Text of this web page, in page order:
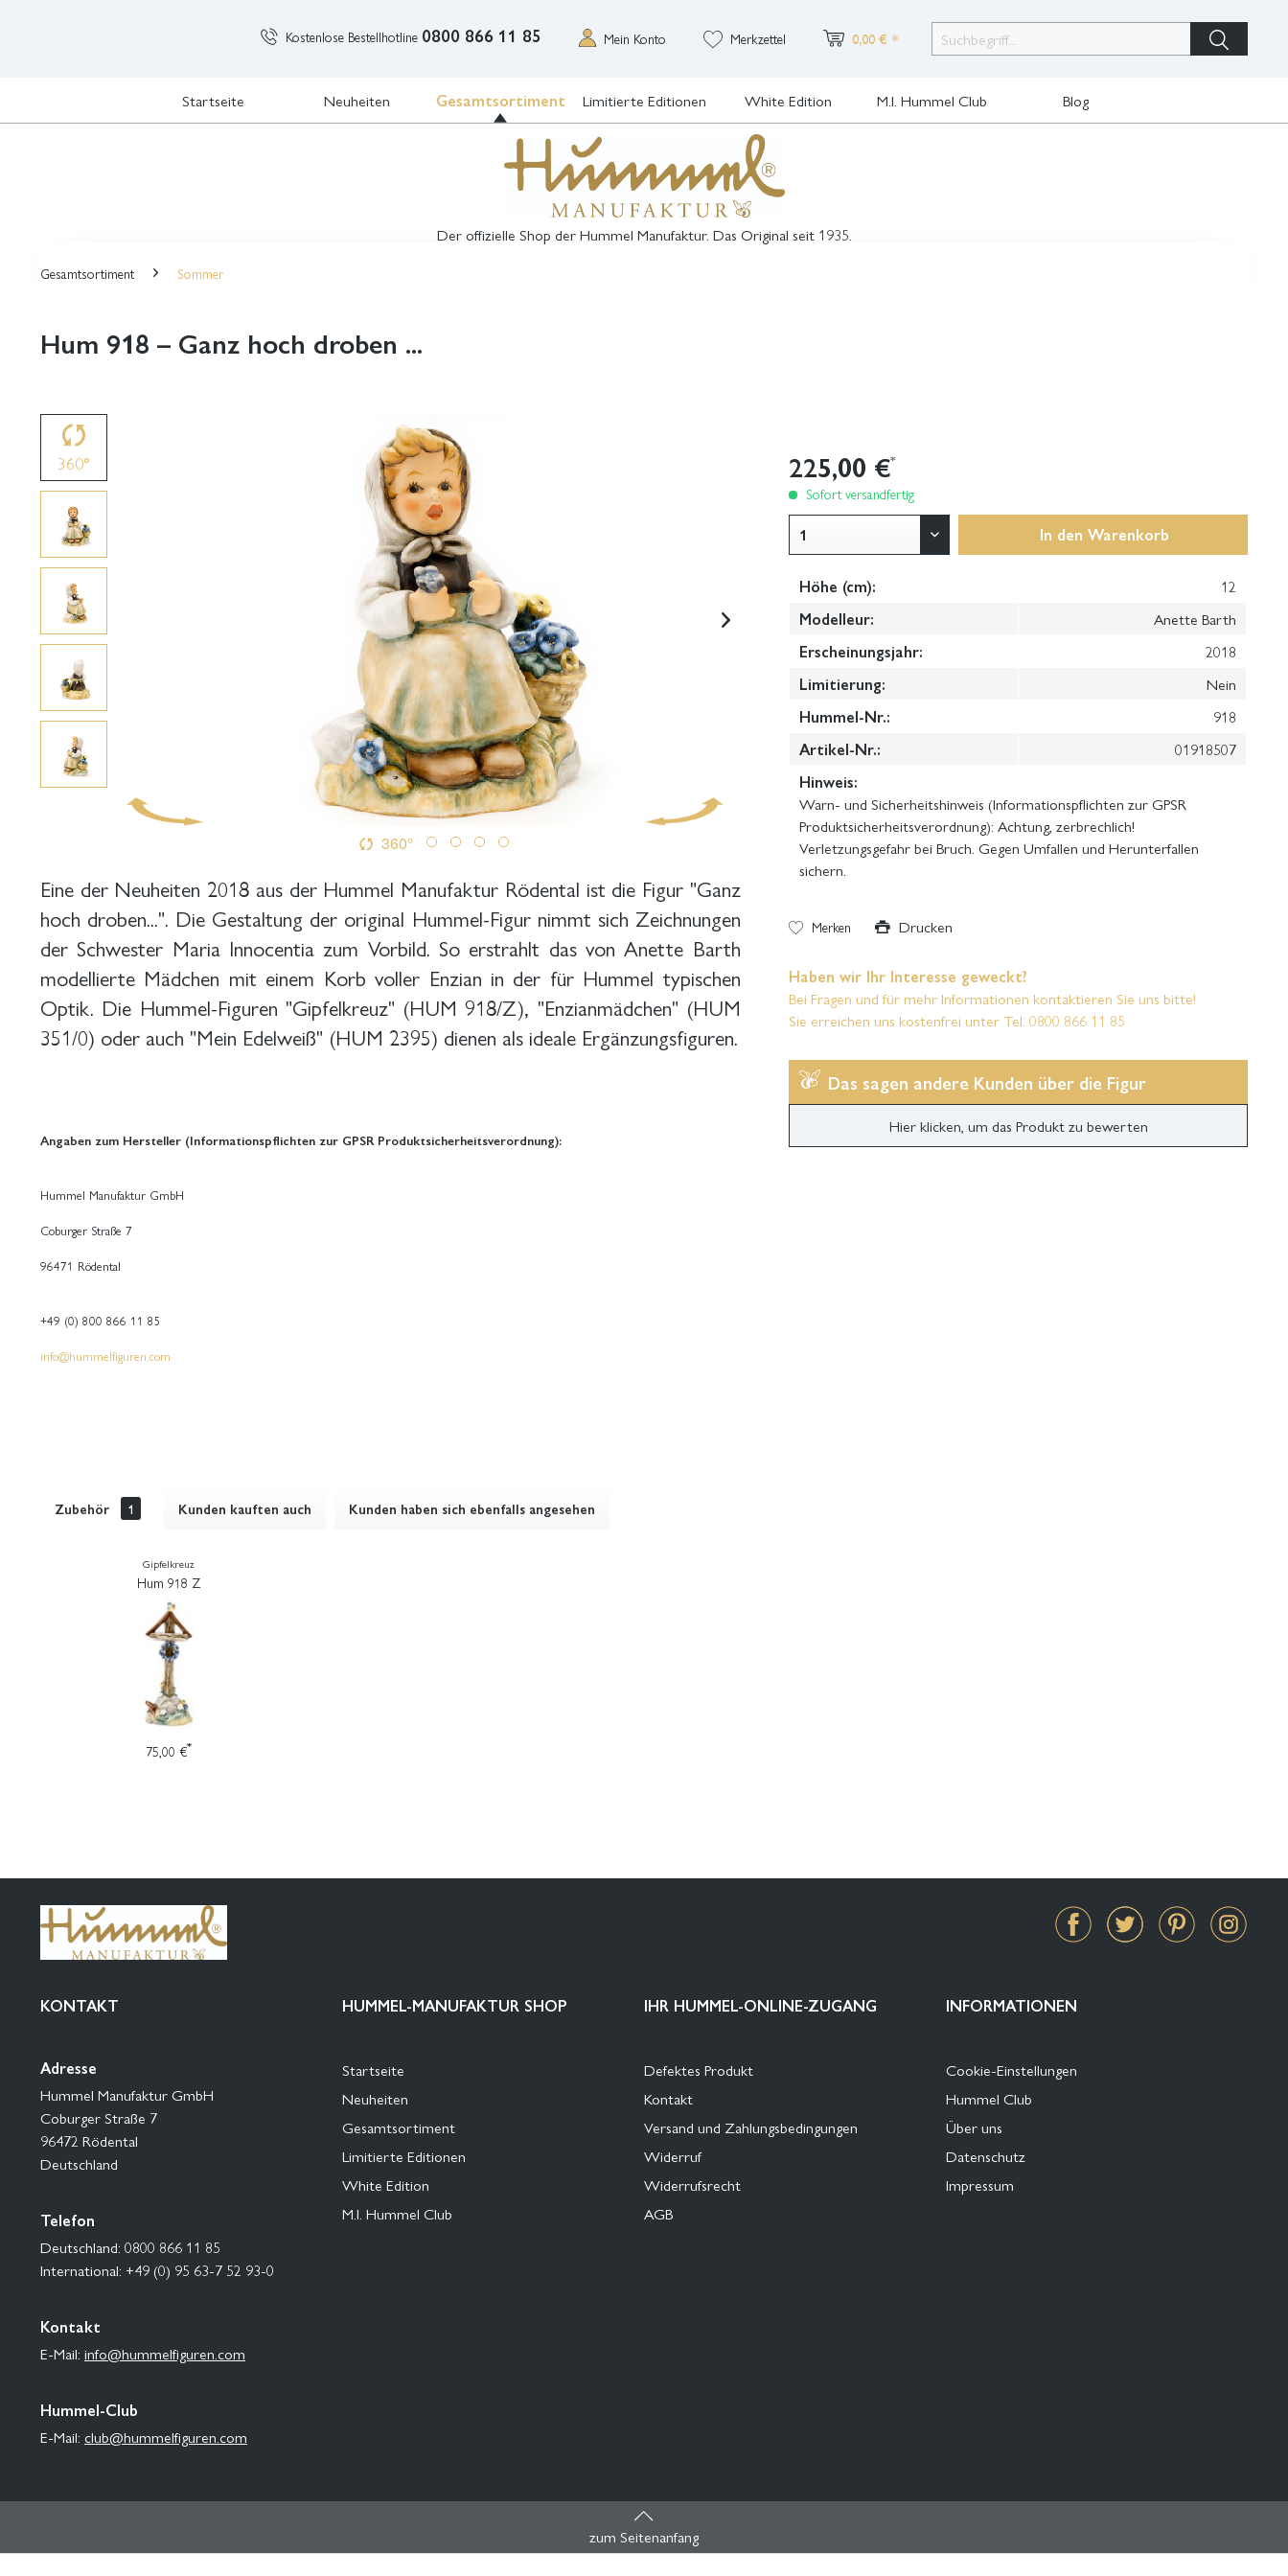
Kostenlose Bestellhotline 0800 866 11 85 Mein Konto Merkzettel 0,00 € *
Startseite Neuheiten Gesamtsortiment Limitierte Editionen White Edition M.I. Hummel Club Blog
Der offizielle Shop der Hummel Manufaktur. Das Original seit 1935.
Gesamtsortiment Sommer
Hum 918 – Ganz hoch droben ...
360°
360°
Eine der Neuheiten 2018 aus der Hummel Manufaktur Rödental ist die Figur "Ganz
hoch droben...". Die Gestaltung der original Hummel-Figur nimmt sich Zeichnungen
der Schwester Maria Innocentia zum Vorbild. So erstrahlt das von Anette Barth
modellierte Mädchen mit einem Korb voller Enzian in der für Hummel typischen
Optik. Die Hummel-Figuren "Gipfelkreuz" (HUM 918/Z), "Enzianmädchen" (HUM
351/0) oder auch "Mein Edelweiß" (HUM 2395) dienen als ideale Ergänzungsfiguren.
Angaben zum Hersteller (Informationspflichten zur GPSR Produktsicherheitsverordnung):
Hummel Manufaktur GmbH
Coburger Straße 7
96471 Rödental
+49 (0) 800 866 11 85
info@hummelfiguren.com
225,00 €*
Sofort versandfertig
In den Warenkorb
Höhe (cm):
12
Modelleur:
Anette Barth
Erscheinungsjahr:
2018
Limitierung:
Nein
Hummel-Nr.:
918
Artikel-Nr.:
01918507
Hinweis:
Warn- und Sicherheitshinweis (Informationspflichten zur GPSR
Produktsicherheitsverordnung): Achtung, zerbrechlich!
Verletzungsgefahr bei Bruch. Gegen Umfallen und Herunterfallen
sichern.
Merken Drucken
Haben wir Ihr Interesse geweckt?
Bei Fragen und für mehr Informationen kontaktieren Sie uns bitte!
Sie erreichen uns kostenfrei unter Tel. 0800 866 11 85
Das sagen andere Kunden über die Figur
Hier klicken, um das Produkt zu bewerten
Zubehör 1 Kunden kauften auch Kunden haben sich ebenfalls angesehen
Gipfelkreuz
Hum 918 Z
75,00 €*
KONTAKT
Adresse
Hummel Manufaktur GmbH
Coburger Straße 7
96472 Rödental
Deutschland
Telefon
Deutschland: 0800 866 11 85
International: +49 (0) 95 63-7 52 93-0
Kontakt
E-Mail: info@hummelfiguren.com
Hummel-Club
E-Mail: club@hummelfiguren.com
HUMMEL-MANUFAKTUR SHOP
Startseite
Neuheiten
Gesamtsortiment
Limitierte Editionen
White Edition
M.I. Hummel Club
IHR HUMMEL-ONLINE-ZUGANG
Defektes Produkt
Kontakt
Versand und Zahlungsbedingungen
Widerruf
Widerrufsrecht
AGB
INFORMATIONEN
Cookie-Einstellungen
Hummel Club
Über uns
Datenschutz
Impressum
zum Seitenanfang